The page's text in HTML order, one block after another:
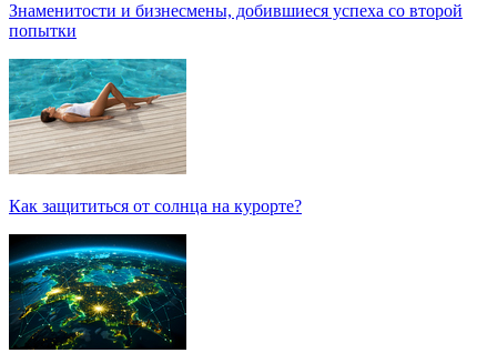
Знаменитости и бизнесмены, добившиеся успеха со второй
попытки
Как защититься от солнца на курорте?